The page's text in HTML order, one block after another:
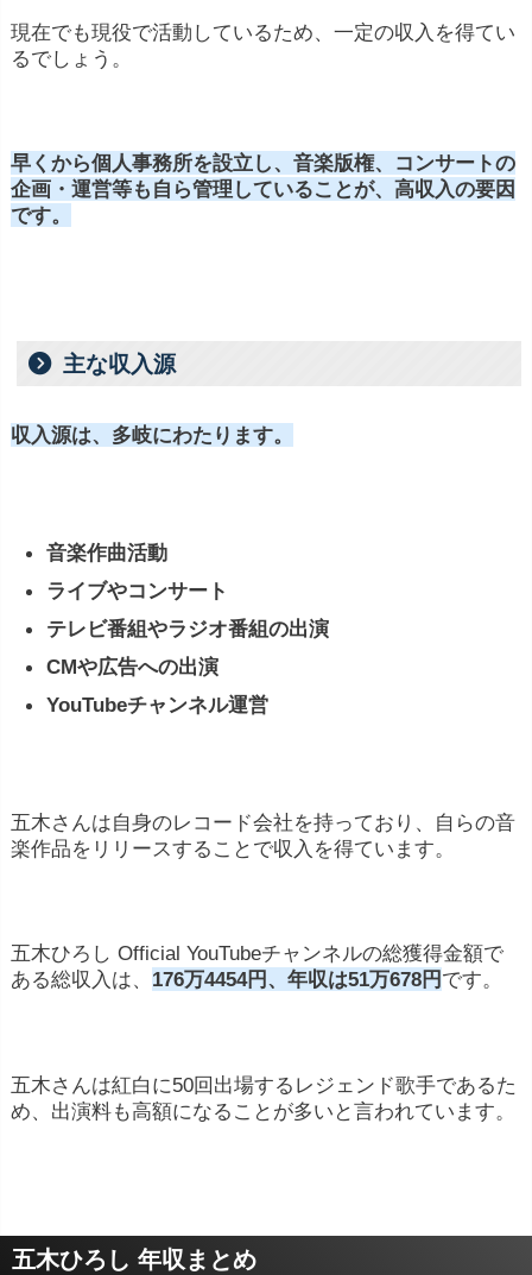
現在でも現役で活動しているため、一定の収入を得てい
るでしょう。
早くから個人事務所を設立し、音楽版権、コンサートの
企画・運営等も自ら管理していることが、高収入の要因
です。
主な収入源
収入源は、多岐にわたります。
音楽作曲活動
ライブやコンサート
テレビ番組やラジオ番組の出演
CMや広告への出演
YouTubeチャンネル運営
五木さんは自身のレコード会社を持っており、自らの音
楽作品をリリースすることで収入を得ています。
五木ひろし Official YouTubeチャンネルの総獲得金額で
ある総収入は、 176万4454円、年収は51万678円 です。
五木さんは紅白に50回出場するレジェンド歌手であるた
め、出演料も高額になることが多いと言われています。
五木ひろし 年収まとめ